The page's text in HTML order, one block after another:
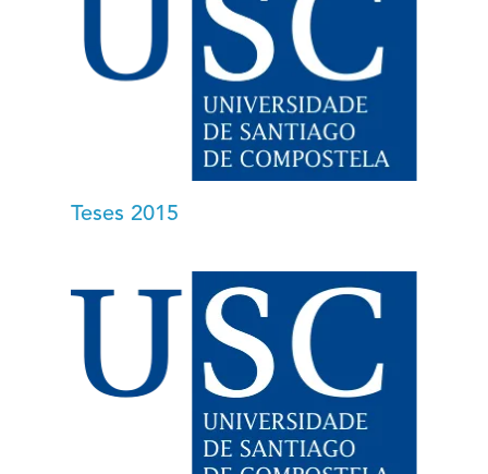
Teses 2015